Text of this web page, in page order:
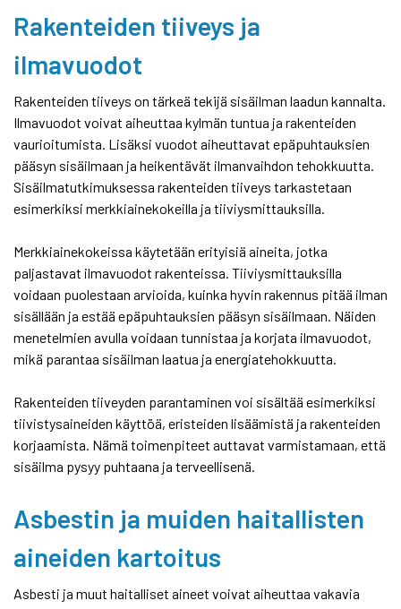
Rakenteiden tiiveys ja
ilmavuodot
Rakenteiden tiiveys on tärkeä tekijä sisäilman laadun kannalta.
Ilmavuodot voivat aiheuttaa kylmän tuntua ja rakenteiden
vaurioitumista. Lisäksi vuodot aiheuttavat epäpuhtauksien
pääsyn sisäilmaan ja heikentävät ilmanvaihdon tehokkuutta.
Sisäilmatutkimuksessa rakenteiden tiiveys tarkastetaan
esimerkiksi merkkiainekokeilla ja tiiviysmittauksilla.
Merkkiainekokeissa käytetään erityisiä aineita, jotka
paljastavat ilmavuodot rakenteissa. Tiiviysmittauksilla
voidaan puolestaan arvioida, kuinka hyvin rakennus pitää ilman
sisällään ja estää epäpuhtauksien pääsyn sisäilmaan. Näiden
menetelmien avulla voidaan tunnistaa ja korjata ilmavuodot,
mikä parantaa sisäilman laatua ja energiatehokkuutta.
Rakenteiden tiiveyden parantaminen voi sisältää esimerkiksi
tiivistysaineiden käyttöä, eristeiden lisäämistä ja rakenteiden
korjaamista. Nämä toimenpiteet auttavat varmistamaan, että
sisäilma pysyy puhtaana ja terveellisenä.
Asbestin ja muiden haitallisten
aineiden kartoitus
Asbesti ja muut haitalliset aineet voivat aiheuttaa vakavia